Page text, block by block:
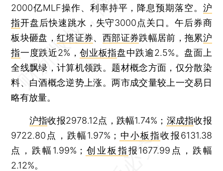
2000亿MLF操作、利率持平，降息预期落空。 沪
指开盘后快速跳水，失守3000点关口。午后券商
板块砸盘，红塔证券、 西部证券跌幅居前，拖累沪
指一度跌近2%，创业板指盘中跌逾2.5%。盘面上
全线飘绿，计算机领跌。题材概念方面，仅分散染
料、白酒概念逆势上涨。两市成交量较上一交易日
略有放量。
沪指收报2978.12点，跌幅1.74%； 深成指收报
9722.80点，跌幅1.97%； 中小板指收报6131.38
点，跌幅1.99%； 创业板指报1677.99点，跌幅
2.12%。